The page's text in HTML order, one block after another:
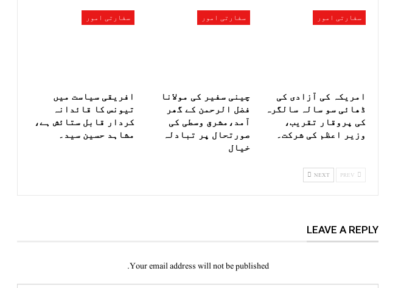
سفارتی امور
امریکہ کی آزادی کی
ڈھائی سو سالہ سالگرہ
کی پروقار تقریب،
وزیر اعظم کی شرکت۔
سفارتی امور
چینی سفیر کی مولانا
فضل الرحمن کے گھر
آمد،مشرق وسطی کی
صورتحال پر تبادلہ
خیال
سفارتی امور
افریقی سیاست میں
تیونس کا قائدانہ
کردار قابل ستائش ہے،
مشاہد حسین سید۔
NEXT
LEAVE A REPLY
Your email address will not be published.